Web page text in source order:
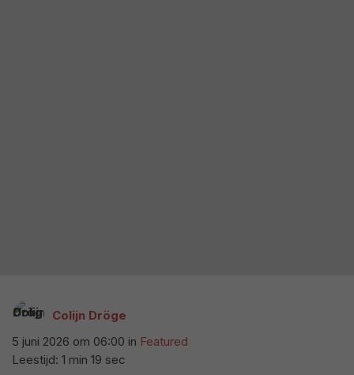
Colijn Dröge
5 juni 2026 om 06:00 in Featured
Leestijd: 1 min 19 sec